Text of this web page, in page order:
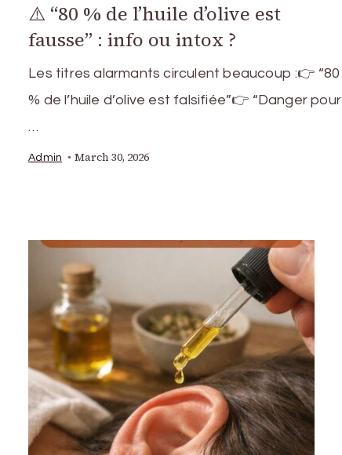
⚠️ “80 % de l’huile d’olive est
fausse” : info ou intox ?
Les titres alarmants circulent beaucoup :👉 “80
% de l’huile d’olive est falsifiée”👉 “Danger pour
…
Admin March 30, 2026